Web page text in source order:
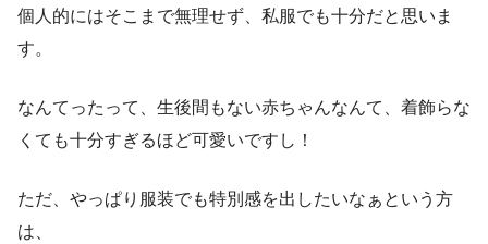
個人的にはそこまで無理せず、私服でも十分だと思いま
す。
なんてったって、生後間もない赤ちゃんなんて、着飾らな
くても十分すぎるほど可愛いですし！
ただ、やっぱり服装でも特別感を出したいなぁという方
は、